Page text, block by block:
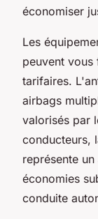
économiser
Les
peuvent
tarifaires.
airbags
valorisés par
conducteurs,
représente
économies
conduite